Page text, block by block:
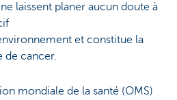
laissent planer aucun doute à
et constitue la
de cancer.
mondiale de la santé (OMS)